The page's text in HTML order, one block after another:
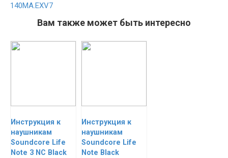
140MA.EXV7
Вам также может быть интересно
Инструкция к
наушникам
Soundcore Life
Note 3 NC Black
Инструкция к
наушникам
Soundcore Life
Note Black